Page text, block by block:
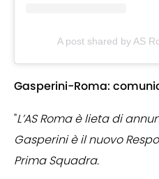
A post shared by AS
Gasperini-Roma:
"L’AS Roma è lieta di
Gasperini è il nuovo
Prima Squadra.